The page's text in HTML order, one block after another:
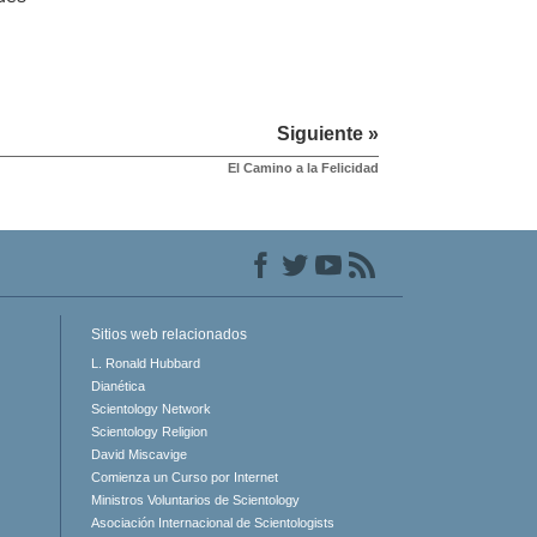
Siguiente »
El Camino a la Felicidad
Sitios web relacionados
L. Ronald Hubbard
Dianética
Scientology Network
Scientology Religion
David Miscavige
Comienza un Curso por Internet
Ministros Voluntarios de Scientology
Asociación Internacional de Scientologists